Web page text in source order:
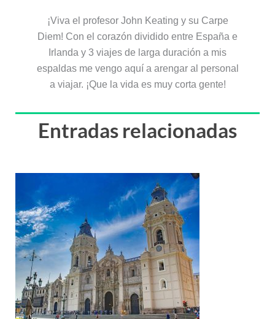
¡Viva el profesor John Keating y su Carpe
Diem! Con el corazón dividido entre España e
Irlanda y 3 viajes de larga duración a mis
espaldas me vengo aquí a arengar al personal
a viajar. ¡Que la vida es muy corta gente!
Entradas relacionadas